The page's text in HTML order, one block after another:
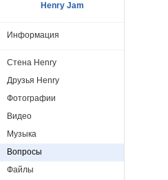
Henry Jam
Информация
Стена Henry
Друзья Henry
Фотографии
Видео
Музыка
Вопросы
Файлы